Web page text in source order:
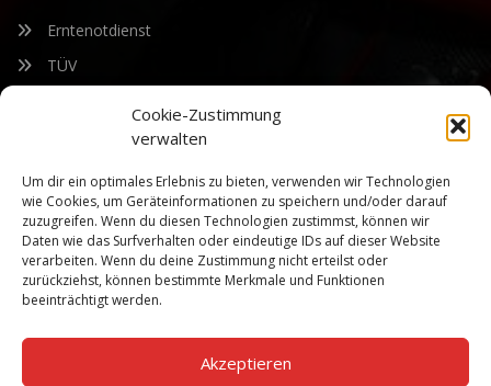
Cookie-Zustimmung
verwalten
Um dir ein optimales Erlebnis zu bieten, verwenden wir Technologien
wie Cookies, um Geräteinformationen zu speichern und/oder darauf
zuzugreifen. Wenn du diesen Technologien zustimmst, können wir
Daten wie das Surfverhalten oder eindeutige IDs auf dieser Website
verarbeiten. Wenn du deine Zustimmung nicht erteilst oder
zurückziehst, können bestimmte Merkmale und Funktionen
beeinträchtigt werden.
Akzeptieren
Erntenotdienst
TÜV
Bleiben Sie auf dem Laufenden über unsere sich ständig
weiterentwickelnden Produkteigenschaften und Technologien.
Geben Sie Ihre E-Mail-Adresse ein und abonnieren Sie unseren
Newsletter.